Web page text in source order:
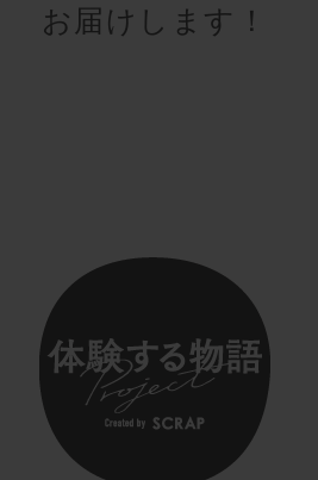
お届けします！